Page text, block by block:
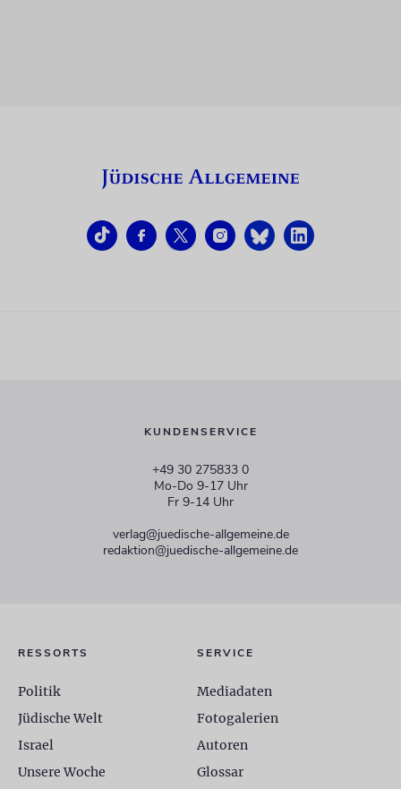
KUNDENSERVICE
+49 30 275833 0
Mo-Do 9-17 Uhr
Fr 9-14 Uhr
verlag@juedische-allgemeine.de
redaktion@juedische-allgemeine.de
RESSORTS
Politik
Jüdische Welt
Israel
Unsere Woche
SERVICE
Mediadaten
Fotogalerien
Autoren
Glossar